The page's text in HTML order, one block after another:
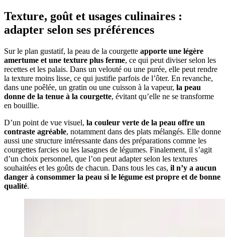
Texture, goût et usages culinaires :
adapter selon ses préférences
Sur le plan gustatif, la peau de la courgette apporte une légère
amertume et une texture plus ferme, ce qui peut diviser selon les
recettes et les palais. Dans un velouté ou une purée, elle peut rendre
la texture moins lisse, ce qui justifie parfois de l’ôter. En revanche,
dans une poêlée, un gratin ou une cuisson à la vapeur, la peau
donne de la tenue à la courgette, évitant qu’elle ne se transforme
en bouillie.
D’un point de vue visuel, la couleur verte de la peau offre un
contraste agréable, notamment dans des plats mélangés. Elle donne
aussi une structure intéressante dans des préparations comme les
courgettes farcies ou les lasagnes de légumes. Finalement, il s’agit
d’un choix personnel, que l’on peut adapter selon les textures
souhaitées et les goûts de chacun. Dans tous les cas, il n’y a aucun
danger à consommer la peau si le légume est propre et de bonne
qualité.